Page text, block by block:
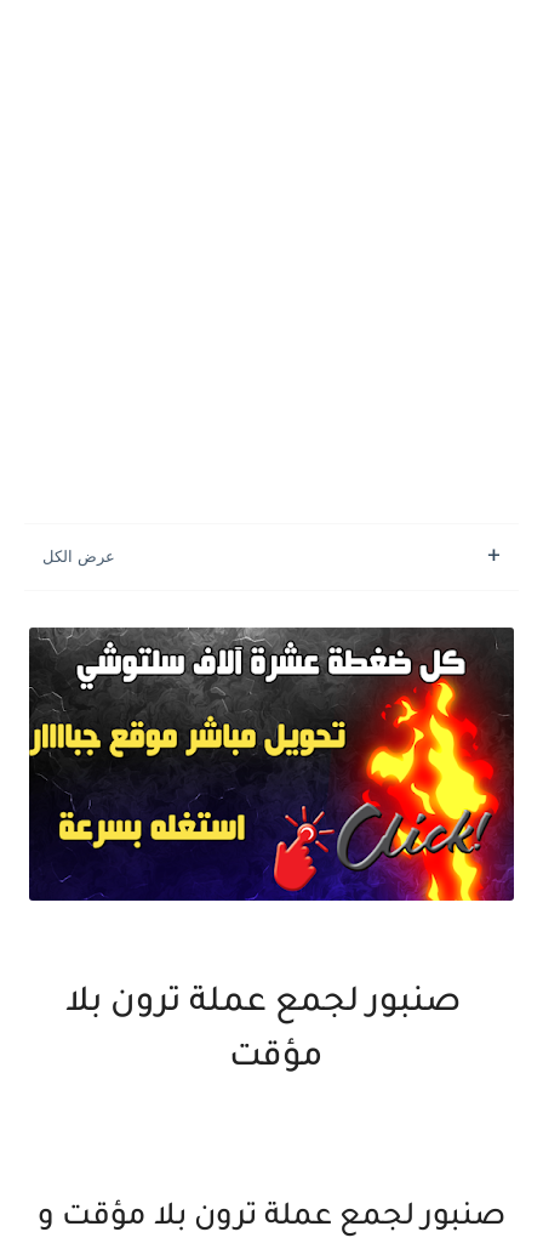
صنبور لجمع عملة ترون بلا
مؤقت
صنبور لجمع عملة ترون بلا مؤقت و